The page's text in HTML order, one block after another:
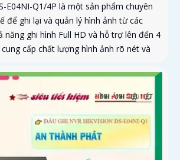
E04NI-Q1/4P là một sản phẩm chuyên
để ghi lại và quản lý hình ảnh từ các
năng ghi hình Full HD và hỗ trợ lên đến 4
cấp chất lượng hình ảnh rõ nét và